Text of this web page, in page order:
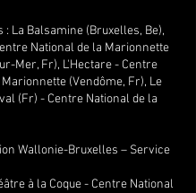
: La Balsamine (Bruxelles, Be),
National de la Marionnette
Mer, Fr), L'Hectare - Centre
(Vendôme, Fr), Le
(Fr) - Centre National de la
Wallonie-Bruxelles – Service
à la Coque - Centre National